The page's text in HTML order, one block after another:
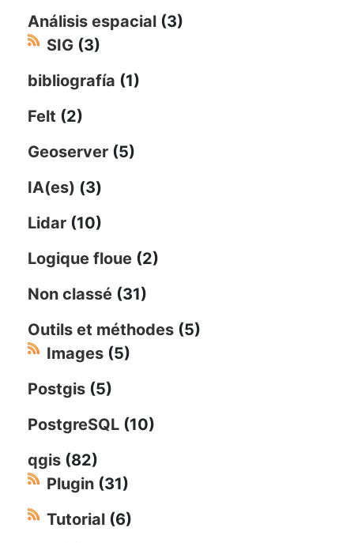
Análisis espacial (3)
SIG (3)
bibliografía (1)
Felt (2)
Geoserver (5)
IA(es) (3)
Lidar (10)
Logique floue (2)
Non classé (31)
Outils et méthodes (5)
Images (5)
Postgis (5)
PostgreSQL (10)
qgis (82)
Plugin (31)
Tutorial (6)